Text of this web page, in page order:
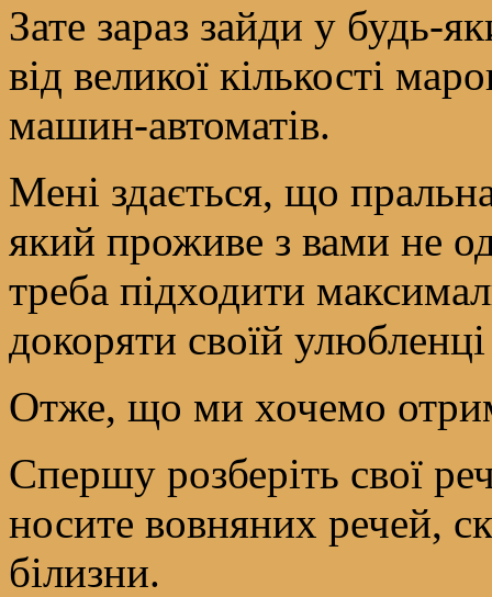
Зате зараз зайди у будь-
від великої кількості
машин-автоматів.
Мені здається, що
який проживе з вами не
треба підходити
докоряти своїй
Отже, що ми хочемо
Спершу розберіть свої
носите вовняних речей,
білизни.